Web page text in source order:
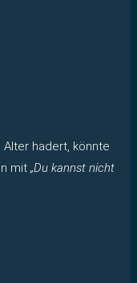
Alter hadert, könnte
mit „Du kannst nicht